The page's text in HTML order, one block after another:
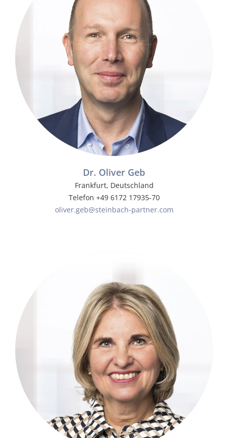
Dr. Oliver Geb
Frankfurt, Deutschland
Telefon +49 6172 17935-70
oliver.geb@steinbach-partner.com